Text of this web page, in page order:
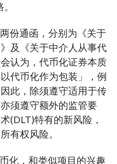
份通函，分别为《关于
及《关于中介人从事代
认为，代币化证券本质
代币化作为包装」，例
此，除须遵守适用于传
须遵守额外的监管要
(DLT)特有的新风险，
有权风险。
化，和类似项目的兴趣